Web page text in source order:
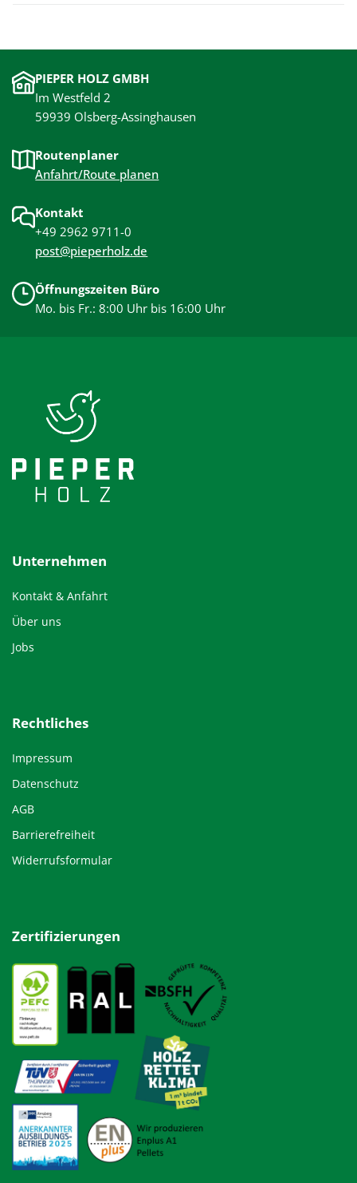
PIEPER HOLZ GMBH
Im Westfeld 2
59939 Olsberg-Assinghausen
Routenplaner
Anfahrt/Route planen
Kontakt
+49 2962 9711-0
post@pieperholz.de
Öffnungszeiten Büro
Mo. bis Fr.: 8:00 Uhr bis 16:00 Uhr
Unternehmen
Kontakt & Anfahrt
Über uns
Jobs
Rechtliches
Impressum
Datenschutz
AGB
Barrierefreiheit
Widerrufsformular
Zertifizierungen